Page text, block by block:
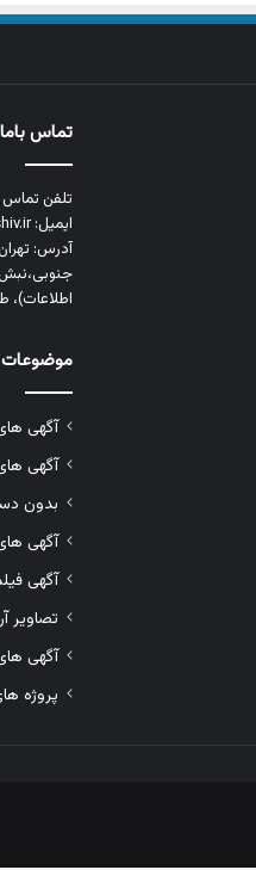
تماس باما
تلفن تماس :
ایمیل: info@mediaarshiv.ir
آدرس:
اطلاعات)،
موضوعات
آگهی
آگهی
بدون
آگهی
آگهی
تصاویر
آگهی
پروژه